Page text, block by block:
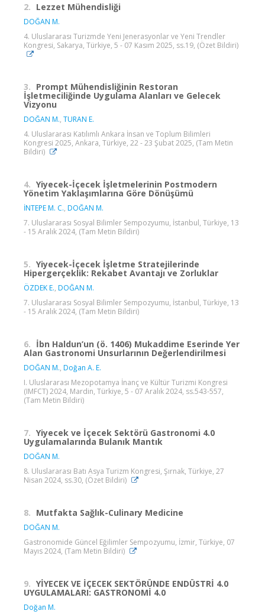
2. Lezzet Mühendisliği
DOĞAN M.
4. Uluslararası Turizmde Yeni Jenerasyonlar ve Yeni Trendler
Kongresi, Sakarya, Türkiye, 5 - 07 Kasım 2025, ss.19, (Özet Bildiri)
3. Prompt Mühendisliğinin Restoran
İşletmeciliğinde Uygulama Alanları ve Gelecek
Vizyonu
DOĞAN M., TURAN E.
4. Uluslararası Katılımlı Ankara İnsan ve Toplum Bilimleri
Kongresi 2025, Ankara, Türkiye, 22 - 23 Şubat 2025, (Tam Metin
Bildiri)
4. Yiyecek-İçecek İşletmelerinin Postmodern
Yönetim Yaklaşımlarına Göre Dönüşümü
İNTEPE M. C., DOĞAN M.
7. Uluslararası Sosyal Bilimler Sempozyumu, İstanbul, Türkiye, 13
- 15 Aralık 2024, (Tam Metin Bildiri)
5. Yiyecek-İçecek İşletme Stratejilerinde
Hipergerçeklik: Rekabet Avantajı ve Zorluklar
ÖZDEK E., DOĞAN M.
7. Uluslararası Sosyal Bilimler Sempozyumu, İstanbul, Türkiye, 13
- 15 Aralık 2024, (Tam Metin Bildiri)
6. İbn Haldun’un (ö. 1406) Mukaddime Eserinde Yer
Alan Gastronomi Unsurlarının Değerlendirilmesi
DOĞAN M., Doğan A. E.
I. Uluslararası Mezopotamya İnanç ve Kültür Turizmi Kongresi
(IMFCT) 2024, Mardin, Türkiye, 5 - 07 Aralık 2024, ss.543-557,
(Tam Metin Bildiri)
7. Yiyecek ve İçecek Sektörü Gastronomi 4.0
Uygulamalarında Bulanık Mantık
DOĞAN M.
8. Uluslararası Batı Asya Turizm Kongresi, Şırnak, Türkiye, 27
Nisan 2024, ss.30, (Özet Bildiri)
8. Mutfakta Sağlık-Culinary Medicine
DOĞAN M.
Gastronomide Güncel Eğilimler Sempozyumu, İzmir, Türkiye, 07
Mayıs 2024, (Tam Metin Bildiri)
9. YİYECEK VE İÇECEK SEKTÖRÜNDE ENDÜSTRİ 4.0
UYGULAMALARI: GASTRONOMİ 4.0
Doğan M.